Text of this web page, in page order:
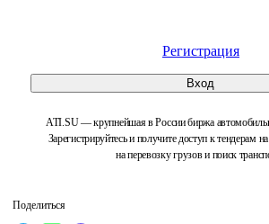
Регистрация
Вход
ATI.SU — крупнейшая в России биржа
Зарегистрируйтесь и получите доступ к тендерам
на перевозку грузов и поиск
Поделиться